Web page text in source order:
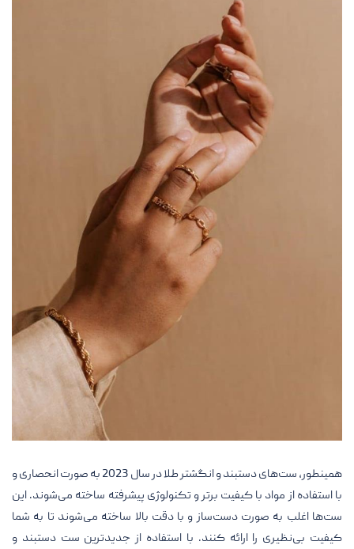
همینطور، ست‌های دستبند و انگشتر طلا در سال 2023 به صورت انحصاری و
با استفاده از مواد با کیفیت برتر و تکنولوژی پیشرفته ساخته می‌شوند. این
ست‌ها اغلب به صورت دست‌ساز و با دقت بالا ساخته می‌شوند تا به شما
کیفیت بی‌نظیری را ارائه کنند. با استفاده از جدیدترین ست دستبند و